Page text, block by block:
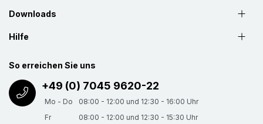
Downloads
Hilfe
So erreichen Sie uns
+49 (0) 7045 9620-22
Mo - Do
08:00 - 12:00 und 12:30 - 16:00 Uhr
Fr
08:00 - 12:00 und 12:30 - 15:30 Uhr